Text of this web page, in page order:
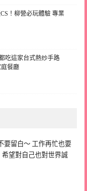
！柳營必玩體驗 專業
吃這家台式熱炒手路
餐廳
要留白～ 工作再忙也要
望對自己也對世界誠